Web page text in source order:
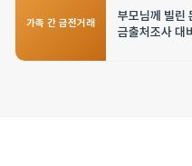
가족 간 금전거래
부모님께 빌린
금출처조사 대비